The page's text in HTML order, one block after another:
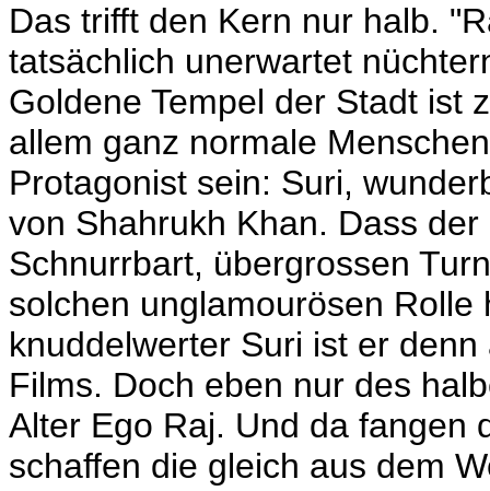
Das trifft den Kern nur halb.
tatsächlich unerwartet
Goldene Tempel der Stadt ist
allem ganz normale
Protagonist sein: Suri,
von Shahrukh Khan. Dass
Schnurrbart, übergrossen
solchen unglamourösen
knuddelwerter Suri ist er
Films. Doch eben nur des
Alter Ego Raj. Und da fangen
schaffen die gleich aus dem